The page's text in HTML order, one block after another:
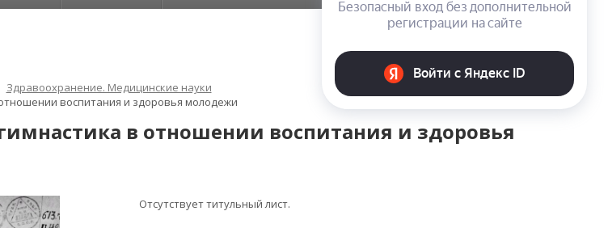
Здравоохранение. Медицинские науки
воспитания и здоровья молодежи
в отношении воспитания и здоровья
Отсутствует титульный лист.